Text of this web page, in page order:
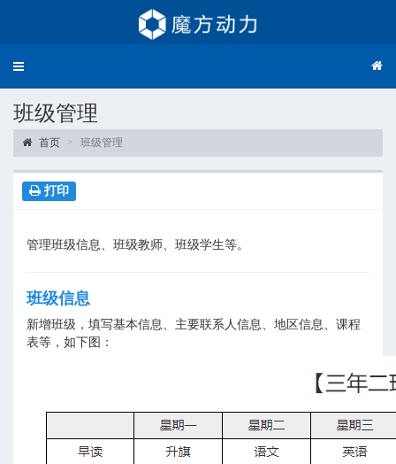
Toggle
班级管理
首页 班级管理
打印
管理班级信息、班级教师、班级学生等。
班级信息
新增班级，填写基本信息、主要联系人信息、地区信息、课程
表等，如下图：